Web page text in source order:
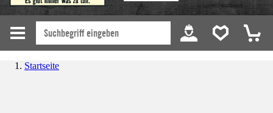
Startseite